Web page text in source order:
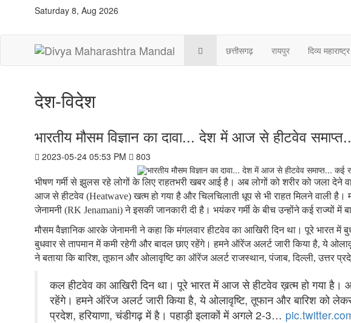
Saturday 8, Aug 2026
छत्तीसगढ़ रायपुर दिव्य
देश-विदेश
भारतीय मौसम विज्ञान का दावा... देश में आज से हीटवेव
2023-05-24 05:53 PM 803
भीषण गर्मी से झुलस रहे लोगों के लिए राहतभरी खबर आई है। अब लोगों को शरीर को जला देने
आज से हीटवेव (Heatwave) खत्म हो गया है और चिलचिलाती धूप से भी राहत मिलने वाली है।
जेनामनी (RK Jenamani) ने इसकी जानकारी दी है। भयंकर गर्मी के बीच उन्होंने कई राज्यों में
मौसम वैज्ञानिक आरके जेनामनी ने कहा कि मंगलवार हीटवेव का आखिरी दिन था। पूरे भारत में
बुधवार से तापमान में कमी रहेगी और बादल छाए रहेंगे। हमने ऑरेंज अलर्ट जारी किया है, ये
ने बताया कि बारिश, तूफान और ओलावृष्टि का ऑरेंज अलर्ट राजस्थान, पंजाब, दिल्ली, उत्तर
कल हीटवेव का आखिरी दिन था। पूरे भारत में आज से हीटवेव ख़त्म हो गया है।
रहेंगे। हमने ऑरेंज अलर्ट जारी किया है, ये ओलावृष्टि, तूफान और बारिश को
प्रदेश, हरियाणा, चंडीगढ़ में है। पहाड़ी इलाकों में अगले 2-3…